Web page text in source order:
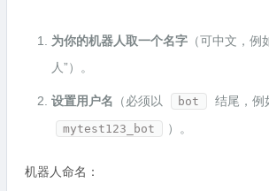
为你的机器人取一个名字 （可中文，例
人”）。
设置用户名 （必须以 bot 结尾，例
mytest123_bot ）。
机器人命名：